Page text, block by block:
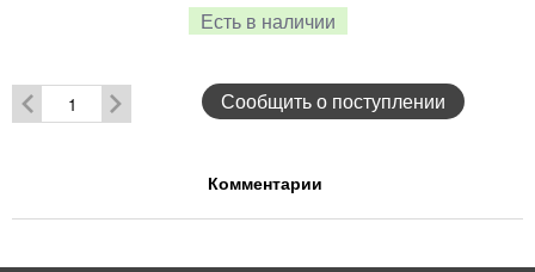
Есть в наличии
Сообщить о поступлении
Комментарии